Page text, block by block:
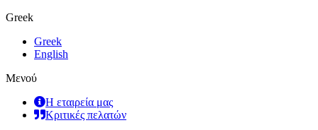
Greek
Greek
English
Μενού
Η εταιρεία μας
Κριτικές πελατών